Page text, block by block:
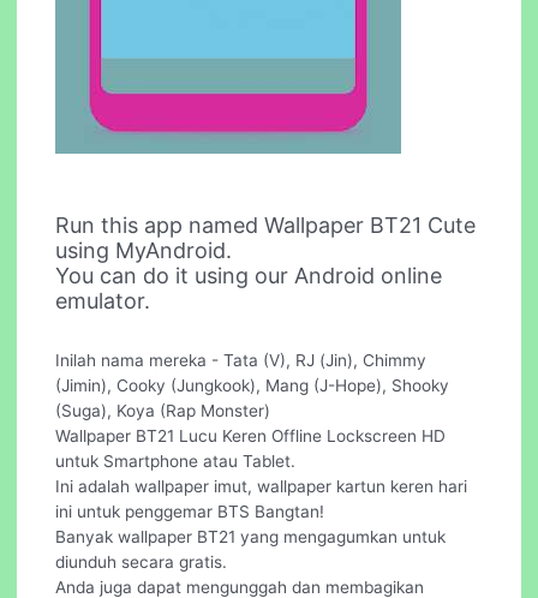
Run this app named Wallpaper BT21 Cute
using MyAndroid.
You can do it using our Android online
emulator.
Inilah nama mereka - Tata (V), RJ (Jin), Chimmy
(Jimin), Cooky (Jungkook), Mang (J-Hope), Shooky
(Suga), Koya (Rap Monster)
Wallpaper BT21 Lucu Keren Offline Lockscreen HD
untuk Smartphone atau Tablet.
Ini adalah wallpaper imut, wallpaper kartun keren hari
ini untuk penggemar BTS Bangtan!
Banyak wallpaper BT21 yang mengagumkan untuk
diunduh secara gratis.
Anda juga dapat mengunggah dan membagikan